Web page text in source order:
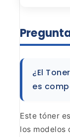
¿El
es
Este tóner
los modelos